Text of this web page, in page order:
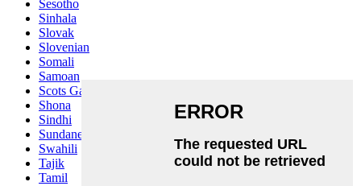
Sesotho
Sinhala
Slovak
Slovenian
Somali
Samoan
Scots Gaelic
Shona
Sindhi
Sundanese
Swahili
Tajik
Tamil